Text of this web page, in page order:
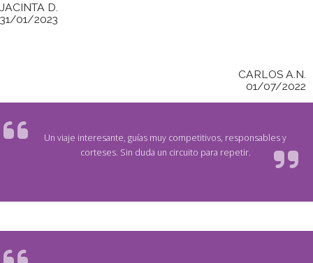
JACINTA D.
31/01/2023
CARLOS A.N.
01/07/2022
Un viaje interesante, guías muy competitivos, responsables y
corteses. Sin duda un circuito para repetir.